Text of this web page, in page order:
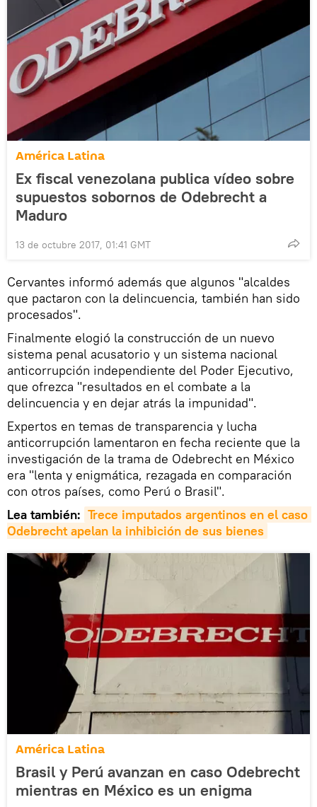
América Latina
Ex fiscal venezolana publica vídeo sobre
supuestos sobornos de Odebrecht a
Maduro
13 de octubre 2017, 01:41 GMT
Cervantes informó además que algunos "alcaldes
que pactaron con la delincuencia, también han sido
procesados".
Finalmente elogió la construcción de un nuevo
sistema penal acusatorio y un sistema nacional
anticorrupción independiente del Poder Ejecutivo,
que ofrezca "resultados en el combate a la
delincuencia y en dejar atrás la impunidad".
Expertos en temas de transparencia y lucha
anticorrupción lamentaron en fecha reciente que la
investigación de la trama de Odebrecht en México
era "lenta y enigmática, rezagada en comparación
con otros países, como Perú o Brasil".
Lea también: Trece imputados argentinos en el caso
Odebrecht apelan la inhibición de sus bienes
América Latina
Brasil y Perú avanzan en caso Odebrecht
mientras en México es un enigma